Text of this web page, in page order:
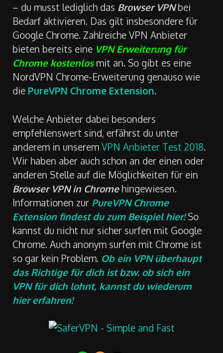
– du musst lediglich das Browser VPNbei
Bedarf aktivieren. Das gilt insbesondere für
Google Chrome. Zahlreiche VPN Anbieter
bieten bereits eine VPN Erweiterung für
Chrome kostenlosmit an. So gibt es eine
NordVPN Chrome-Erweiterung genauso wie
die PureVPN Chrome Extension.
Welche Anbieter dabei besonders
empfehlenswert sind, erfährst du unter
anderem in unserem VPN Anbieter Test 2018.
Wir haben aber auch schon an der einen oder
anderen Stelle auf die Möglichkeiten für ein
Browser VPN in Chromehingewiesen.
Informationen zur PureVPN Chrome
Extension findest du zum Beispiel hier!So
kannst du nicht nur sicher surfen mit Google
Chrome. Auch anonym surfen mit Chrome ist
so gar kein Problem. Ob ein VPN überhaupt
das Richtige für dich ist bzw. ob sich ein
VPN für dich lohnt, kannst du wiederum
hier erfahren!